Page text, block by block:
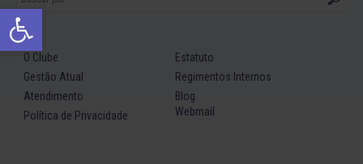
Abrir a barra de ferramentas
O Clube
Estatuto
Gestão Atual
Regimentos Internos
Atendimento
Blog
Política de Privacidade
Webmail